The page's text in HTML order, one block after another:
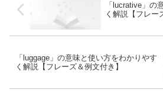
「lucrative」の
く解説【フレー
「luggage」の意味と使い方をわかりやす
く解説【フレーズ＆例文付き】